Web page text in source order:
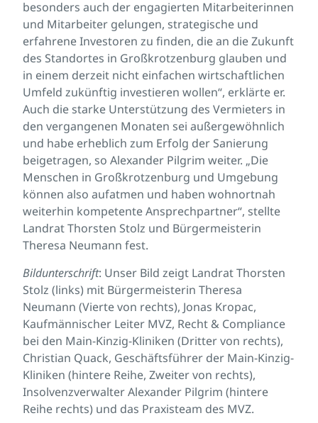
besonders auch der engagierten Mitarbeiterinnen
und Mitarbeiter gelungen, strategische und
erfahrene Investoren zu finden, die an die Zukunft
des Standortes in Großkrotzenburg glauben und
in einem derzeit nicht einfachen wirtschaftlichen
Umfeld zukünftig investieren wollen“, erklärte er.
Auch die starke Unterstützung des Vermieters in
den vergangenen Monaten sei außergewöhnlich
und habe erheblich zum Erfolg der Sanierung
beigetragen, so Alexander Pilgrim weiter. „Die
Menschen in Großkrotzenburg und Umgebung
können also aufatmen und haben wohnortnah
weiterhin kompetente Ansprechpartner“, stellte
Landrat Thorsten Stolz und Bürgermeisterin
Theresa Neumann fest.
Bildunterschrift: Unser Bild zeigt Landrat Thorsten
Stolz (links) mit Bürgermeisterin Theresa
Neumann (Vierte von rechts), Jonas Kropac,
Kaufmännischer Leiter MVZ, Recht & Compliance
bei den Main-Kinzig-Kliniken (Dritter von rechts),
Christian Quack, Geschäftsführer der Main-Kinzig-
Kliniken (hintere Reihe, Zweiter von rechts),
Insolvenzverwalter Alexander Pilgrim (hintere
Reihe rechts) und das Praxisteam des MVZ.